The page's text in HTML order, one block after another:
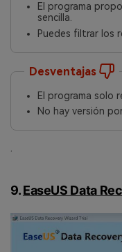
El programa
sencilla.󠀲󠀡󠀩󠀣󠀢󠀢󠀤󠀢󠀥󠀳
Puedes filtrar los
Desventajas
El programa solo
No hay versión
.
9.EaseUS Data